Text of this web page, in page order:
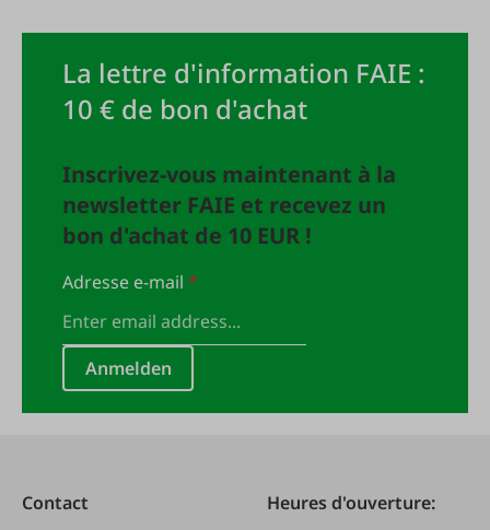
La lettre d'information FAIE :
10 € de bon d'achat
Inscrivez-vous maintenant à la
newsletter FAIE et recevez un
bon d'achat de 10 EUR !
Adresse e-mail*
Anmelden
Contact Heures d'ouverture: